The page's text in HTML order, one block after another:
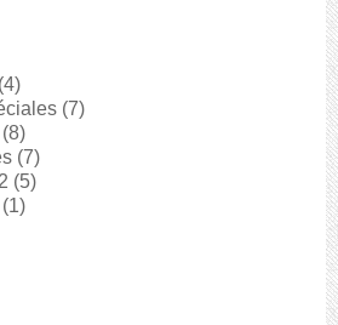
(4)
(7)
(8)
(7)
(5)
(1)